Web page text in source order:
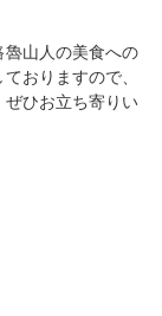
山人の美食への
おりますので、
ひお立ち寄りい